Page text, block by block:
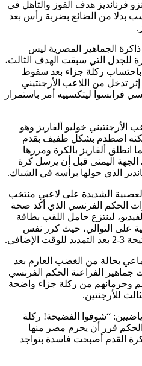
يخطف إنزو فرنانديز هدف الفوز والتأهل في
بدلا من الضائع بضربة رأس بعد
الجماهير المصرية ليس
للجدل التي سبقت الهدف الثالث،
ركلة جزاء بعد سقوط
تدخل من اللاعب الأرجنتيني
فرانسوا ليتكسييه أمر باستمرار
خوليو ألفاريز وهو
لكنه اصطدم بشكل طفيف بقدم
انطلق ألفاريز بالكرة ومررها
الجهة اليمنى قبل أن يرسل كرة
الذي حولها برأسه في الشباك.
الشديدة على لاعبي منتخب
الحكم الفرنسي الذي أكد صحة
لينتزع حامل اللقب بطاقة
على التوالي، حيث كرر نفس
بحالة من الغضب العارم بعد
الفراعنة الحكم الفرنسي
وحرمانهم من ركلة جزاء واضحة
للأرجنتين.
“شوفوا الفضيحة! ركلة
قرر أن يحرم مصر منها
القدم أصبحت فاسدة بتواجد